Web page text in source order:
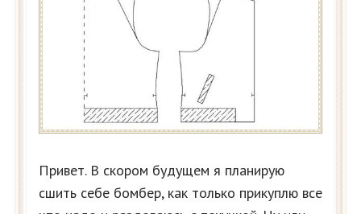
Привет. В скором будущем я планирую
сшить себе бомбер, как только прикуплю все